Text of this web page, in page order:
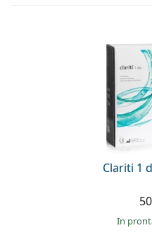
Clariti 1
in